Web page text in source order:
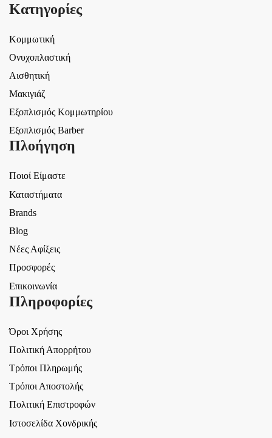
Κατηγορίες
Κομμωτική
Ονυχοπλαστική
Αισθητική
Μακιγιάζ
Εξοπλισμός Κομμωτηρίου
Εξοπλισμός Barber
Πλοήγηση
Ποιοί Είμαστε
Καταστήματα
Brands
Blog
Νέες Αφίξεις
Προσφορές
Επικοινωνία
Πληροφορίες
Όροι Χρήσης
Πολιτική Απορρήτου
Τρόποι Πληρωμής
Τρόποι Αποστολής
Πολιτική Επιστροφών
Ιστοσελίδα Χονδρικής